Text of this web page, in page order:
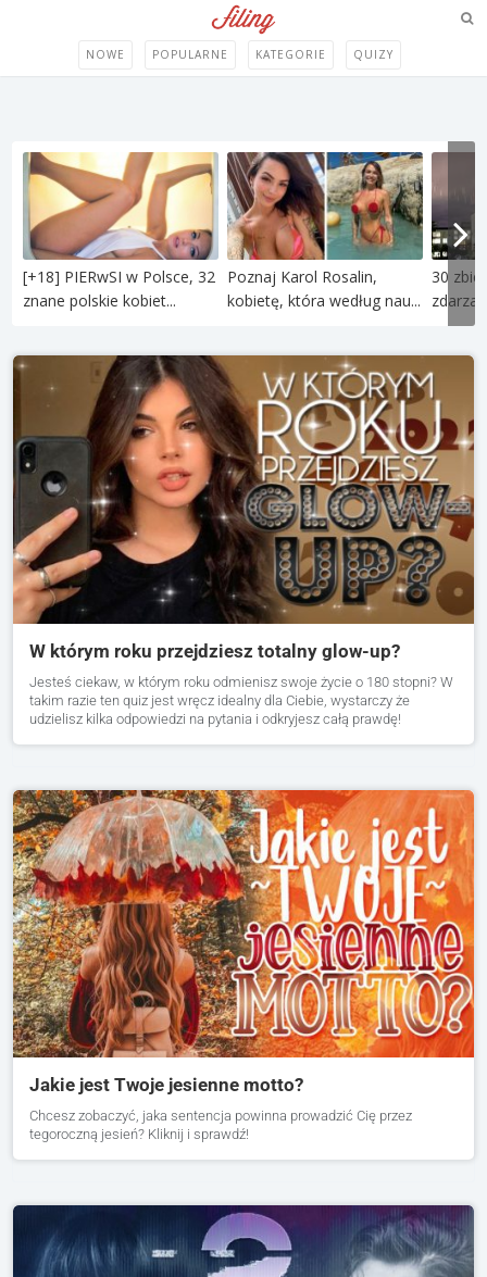
NOWE POPULARNE KATEGORIE QUIZY
[+18] PIERwSI w Polsce, 32
znane polskie kobiet...
Poznaj Karol Rosalin,
kobietę, która według nau...
30
W którym roku przejdziesz totalny glow-up?
Jesteś ciekaw, w którym roku odmienisz swoje życie o 180 stopni? W
takim razie ten quiz jest wręcz idealny dla Ciebie, wystarczy że
udzielisz kilka odpowiedzi na pytania i odkryjesz całą prawdę!
Jakie jest Twoje jesienne motto?
Chcesz zobaczyć, jaka sentencja powinna prowadzić Cię przez
tegoroczną jesień? Kliknij i sprawdź!